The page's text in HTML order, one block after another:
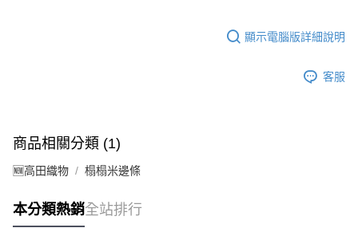
顯示電腦版詳細說明
客服
商品相關分類 (1)
🆕高田織物 榻榻米邊條
本分類熱銷全站排行